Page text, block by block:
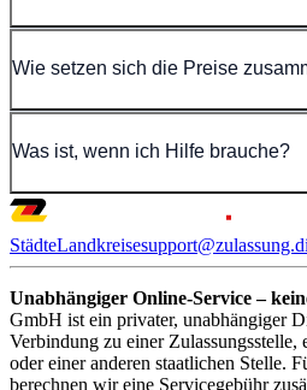
Wie setzen sich die Preise
Was ist, wenn ich Hilfe brauche?
StädteLandkreise
Unabhängiger Online-Service –
GmbH ist ein privater, unabhängiger
Verbindung zu einer Zulassungsstelle,
oder einer anderen staatlichen Stelle.
berechnen wir eine Servicegebühr